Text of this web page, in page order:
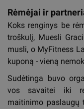
Rėmėjai ir
Koks renginys be
troškulį, Muesli
musli, o MyFitness
kuponą - vieną
Sudėtinga buvo
vos savaitei iki
maitinimo paslaugų